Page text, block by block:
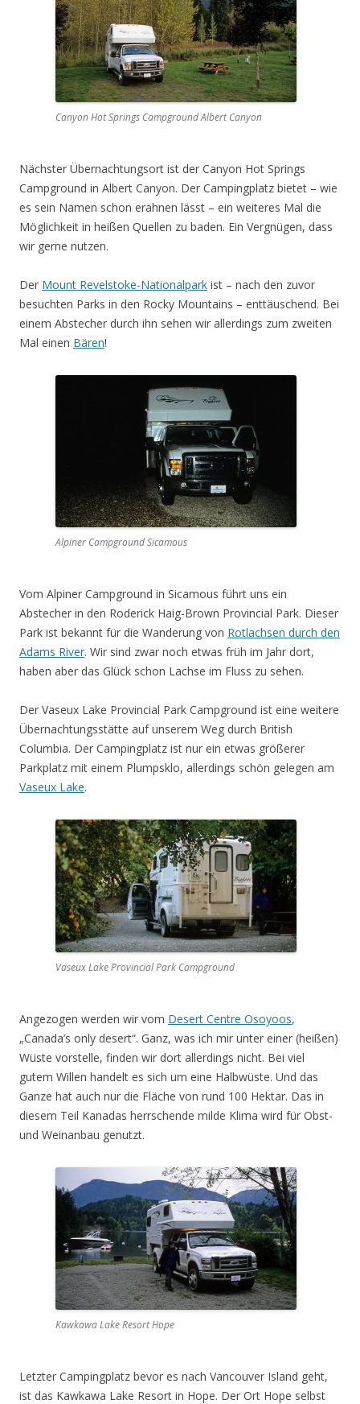
Canyon Hot Springs Campground Albert Canyon
Nächster Übernachtungsort ist der Canyon Hot Springs
Campground in Albert Canyon. Der Campingplatz bietet – wie
es sein Namen schon erahnen lässt – ein weiteres Mal die
Möglichkeit in heißen Quellen zu baden. Ein Vergnügen, dass
wir gerne nutzen.
Der Mount Revelstoke-Nationalpark ist – nach den zuvor
besuchten Parks in den Rocky Mountains – enttäuschend. Bei
einem Abstecher durch ihn sehen wir allerdings zum zweiten
Mal einen Bären!
Alpiner Campground Sicamous
Vom Alpiner Campground in Sicamous führt uns ein
Abstecher in den Roderick Haig-Brown Provincial Park. Dieser
Park ist bekannt für die Wanderung von Rotlachsen durch den
Adams River. Wir sind zwar noch etwas früh im Jahr dort,
haben aber das Glück schon Lachse im Fluss zu sehen.
Der Vaseux Lake Provincial Park Campground ist eine weitere
Übernachtungsstätte auf unserem Weg durch British
Columbia. Der Campingplatz ist nur ein etwas größerer
Parkplatz mit einem Plumpsklo, allerdings schön gelegen am
Vaseux Lake.
Vaseux Lake Provincial Park Campground
Angezogen werden wir vom Desert Centre Osoyoos,
„Canada’s only desert“. Ganz, was ich mir unter einer (heißen)
Wüste vorstelle, finden wir dort allerdings nicht. Bei viel
gutem Willen handelt es sich um eine Halbwüste. Und das
Ganze hat auch nur die Fläche von rund 100 Hektar. Das in
diesem Teil Kanadas herrschende milde Klima wird für Obst-
und Weinanbau genutzt.
Kawkawa Lake Resort Hope
Letzter Campingplatz bevor es nach Vancouver Island geht,
ist das Kawkawa Lake Resort in Hope. Der Ort Hope selbst